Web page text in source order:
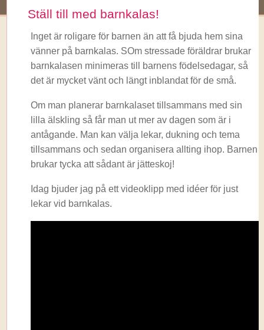
Ställ till med barnkalas!
Inget är roligare för barnen än att få bjuda hem sina
vänner på barnkalas. SOm stressade föräldrar brukar
barnkalasen minimeras till barnens födelsedagar, så
det är mycket vänt och längt inblandat för de små.
Om man planerar barnkalaset tillsammans med sin
lilla älskling så får man ut mer av dagen som är i
antågande. Man kan välja lekar, dukning och tema
tillsammans och sedan organisera allting ihop. Barnen
brukar tycka att sådant är jätteskoj!
Idag bjuder jag på ett videoklipp med idéer för just
lekar vid barnkalas.